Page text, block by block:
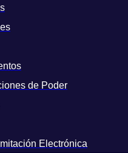
de Poder
Electrónica